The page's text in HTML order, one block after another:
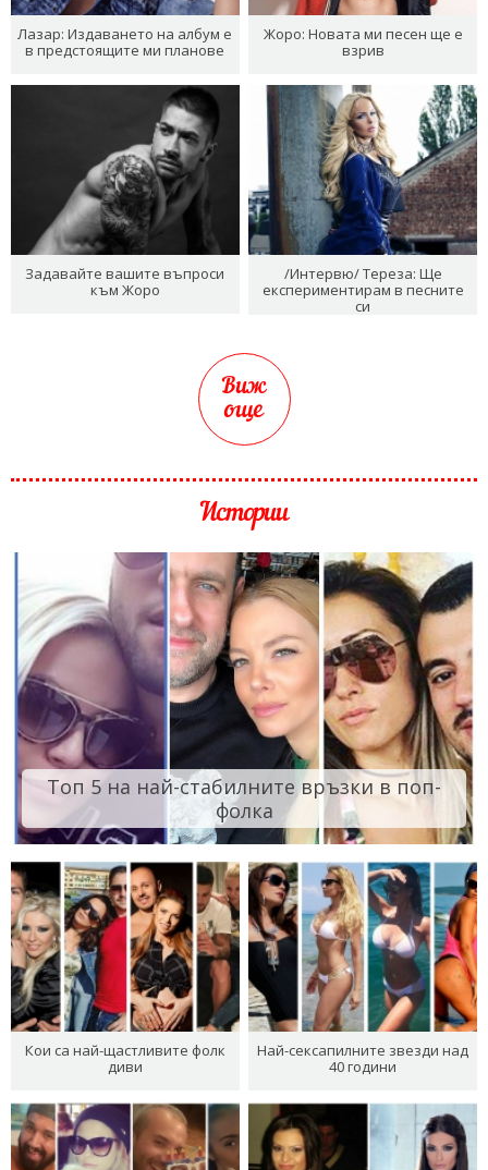
Лазар: Издаването на албум е
в предстоящите ми планове
Жоро: Новата ми песен ще е
взрив
Задавайте вашите въпроси
към Жоро
/Интервю/ Тереза: Ще
експериментирам в песните
си
Виж
още
Истории
Топ 5 на най-стабилните връзки в поп-
фолка
Кои са най-щастливите фолк
диви
Най-сексапилните звезди над
40 години